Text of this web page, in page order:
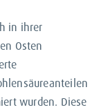
in ihrer
Osten
wurden. Diese